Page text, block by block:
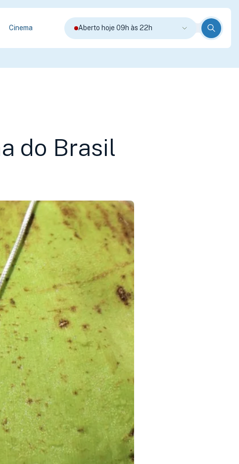
Cinema Aberto hoje 09h às 22h
do Brasil